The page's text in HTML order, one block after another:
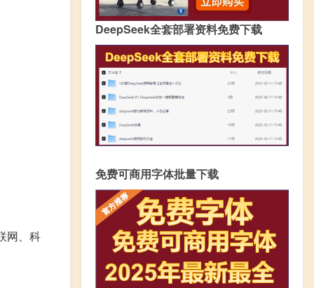
网、科
DeepSeek全套部署资料免费下载
免费可商用字体批量下载